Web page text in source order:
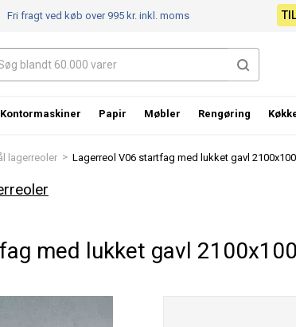
lagerreoler > Lagerreol V06 startfag med lukket gavl
med lukket gavl
Fri fragt ved køb over 995 kr.inkl. moms
Kontormaskiner Papir Møbler Rengøring